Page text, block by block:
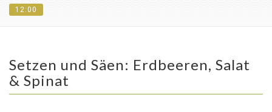
12:00
Setzen und Säen: Erdbeeren, Salat
& Spinat